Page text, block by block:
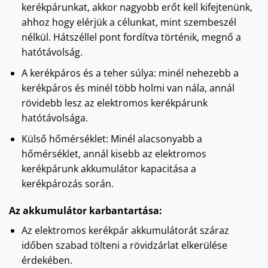
kerékpárunkat, akkor nagyobb erőt kell kifejtenünk,
ahhoz hogy elérjük a célunkat, mint szembeszél
nélkül. Hátszéllel pont fordítva történik, megnő a
hatótávolság.
A kerékpáros és a teher súlya: minél nehezebb a
kerékpáros és minél több holmi van nála, annál
rövidebb lesz az elektromos kerékpárunk
hatótávolsága.
Külső hőmérséklet: Minél alacsonyabb a
hőmérséklet, annál kisebb az elektromos
kerékpárunk akkumulátor kapacitása a
kerékpározás során.
Az akkumulátor karbantartása:
Az elektromos kerékpár akkumulátorát száraz
időben szabad tölteni a rövidzárlat elkerülése
érdekében.